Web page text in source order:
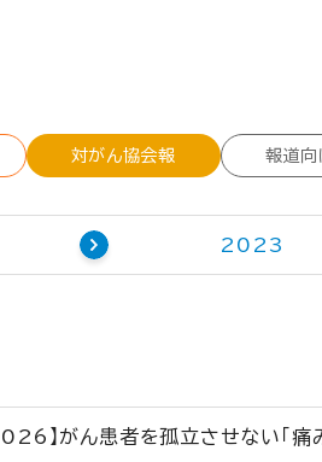
対がん協会報 報道向
2023
がん患者を孤立させない「痛み